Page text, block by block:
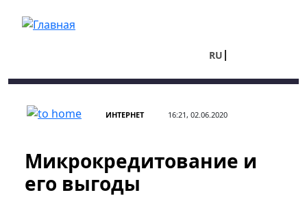
RU
ИНТЕРНЕТ 16:21, 02.06.2020
Микрокредитование и
его выгоды